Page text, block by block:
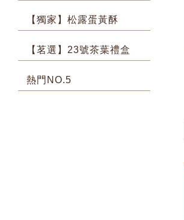
【獨家】松露蛋黃酥
【茗選】23號茶葉禮盒
熱門NO.5